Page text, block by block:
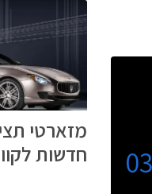
מזארטי
חדשות